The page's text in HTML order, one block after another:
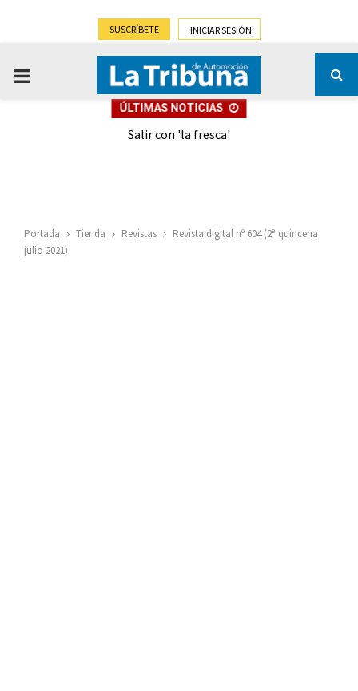
SUSCRÍBETE INICIAR SESIÓN
PRIMARY
ÚLTIMAS NOTICIAS
Salir con 'la fresca'
Portada Tienda Revistas
Revista digital nº 604 (2ª quincena
julio 2021)